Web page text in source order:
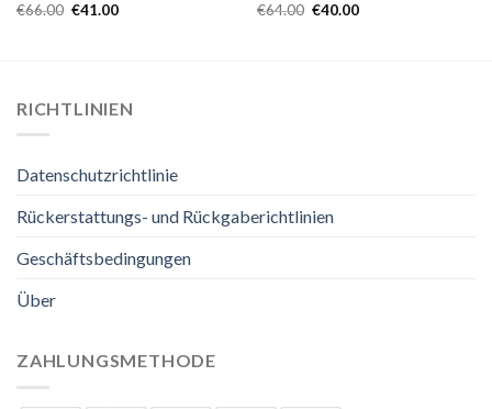
€66.00 €41.00
€64.00 €40.00
RICHTLINIEN
Datenschutzrichtlinie
Rückerstattungs- und Rückgaberichtlinien
Geschäftsbedingungen
Über
ZAHLUNGSMETHODE